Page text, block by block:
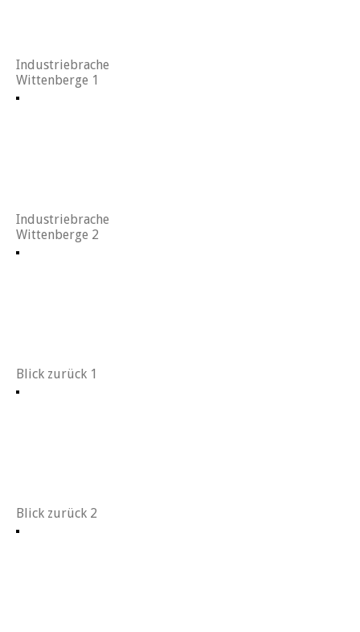
Industriebrache
Wittenberge 1
Industriebrache
Wittenberge 2
Blick zurück 1
Blick zurück 2